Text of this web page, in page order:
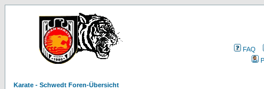
FAQ
Karate - Schwedt Foren-Übersicht